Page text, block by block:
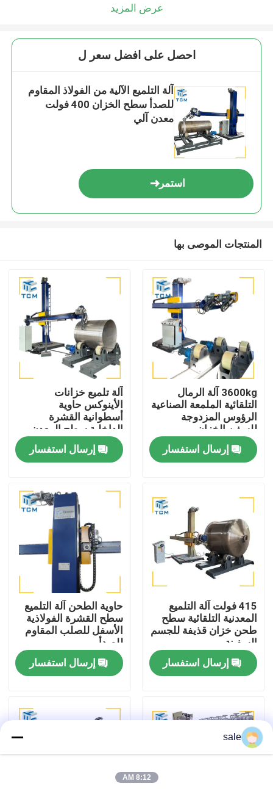
المنزل
جولة في المصنع
مراقبة الجودة
اتصل بنا
أخبار
اطلب عرض أسعار
عرض المزيد
احصل على افضل سعر ل
آلة التلميع الآلية من الفولاذ المقاوم
للصدأ سطح الخزان 400 فولت
معدن آلي
استمر
المنتجات الموصى بها
3600kg آلة الرمال
التلقائية الملمعة الصناعية
الرؤوس المزدوجة
للسفن الخزان
إرسال استفسار
آلة تلميع خزانات
الأينوكس حاوية
أسطوانية القشرة
الداخلية سطح المعدن
طحن البولندي
إرسال استفسار
415 فولت آلة التلميع
المعدنية التلقائية سطح
طحن خزان قذيفة للجسم
السفينة
إرسال استفسار
حاوية الطحن آلة التلميع
سطح القشرة الفولاذية
الأسفل للصلب المقاوم
للصدأ
إرسال استفسار
sale
8:12 AM